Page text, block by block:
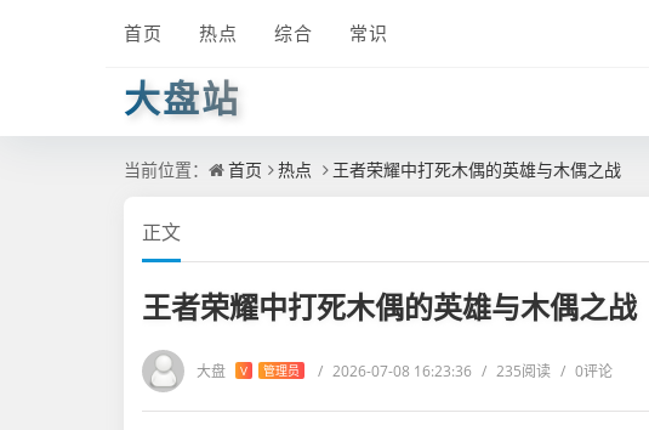
首页 热点 综合 常识
大盘站
当前位置： 首页 热点 王者荣耀中打死木偶的英雄与木偶之战
正文
王者荣耀中打死木偶的英雄与木偶之战
大盘 V 管理员 / 2026-07-08 16:23:36 / 235阅读 / 0评论